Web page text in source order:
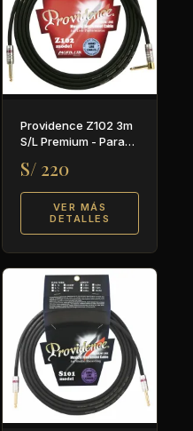
Providence Z102 3m
S/L Premium - Para
S/ 220
VER MÁS
DETALLES